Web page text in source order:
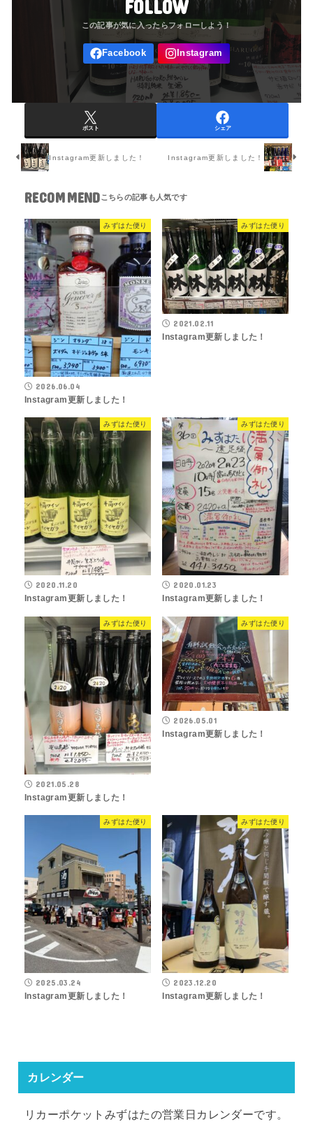
FOLLOW
ポスト シェア
Instagram更新しました！ Instagram更新しました！
RECOMMEND
みずはた便り
2026.06.04
Instagram更新しました！
みずはた便り
2021.02.11
Instagram更新しました！
みずはた便り
2020.11.20
Instagram更新しました！
みずはた便り
2020.01.23
Instagram更新しました！
みずはた便り
2021.05.28
Instagram更新しました！
みずはた便り
2026.05.01
Instagram更新しました！
みずはた便り
2025.03.24
Instagram更新しました！
みずはた便り
2023.12.20
Instagram更新しました！
カレンダー
リカーポケットみずはたの営業日カレンダーです。